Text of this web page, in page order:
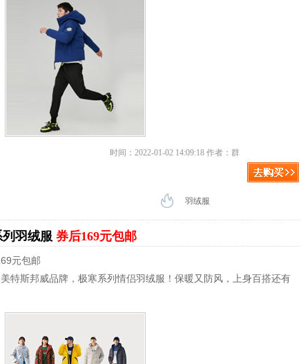
时间：2022-01-02 14:09:18 作者：群
羽绒服
羽绒服 券后169元包邮
元包邮
特斯邦威品牌，极寒系列情侣羽绒服！保暖又防风，上身百搭还有